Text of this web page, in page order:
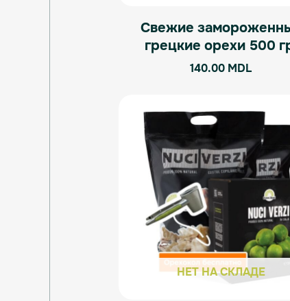
Свежие
грецкие орехи 500
140.00 MDL
НЕТ НА СКЛАДЕ